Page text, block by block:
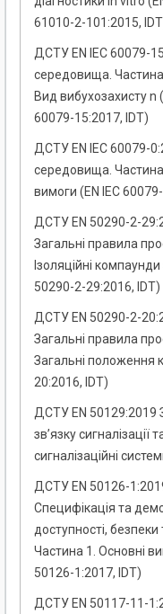
61010-2-101:2015,
ДСТУ EN IEC 60079-
середовища.
Вид вибухозахисту n
60079-15:2017, IDT)
ДСТУ EN IEC 60079-
середовища. Частина
вимоги (EN IEC
ДСТУ EN 50290-2-
Загальні правила
Ізоляційні
50290-2-29:2016, IDT)
ДСТУ EN 50290-2-
Загальні правила
Загальні положення
20:2016, IDT)
ДСТУ EN 50129:2019
зв’язку
сигналізаційні
ДСТУ EN 50126-
Специфікація та
доступності,
Частина 1. Основні
50126-1:2017, IDT)
ДСТУ EN 50117-11-